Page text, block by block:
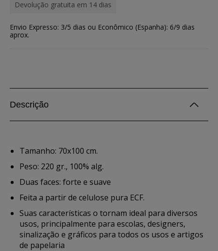
Devolução gratuita em 14 dias
Envio Expresso: 3/5 dias ou Econômico (Espanha): 6/9 dias
aprox.
Descrição
Tamanho: 70x100 cm.
Peso: 220 gr., 100% alg.
Duas faces: forte e suave
Feita a partir de celulose pura ECF.
Suas características o tornam ideal para diversos
usos, principalmente para escolas, designers,
sinalização e gráficos para todos os usos e artigos
de papelaria